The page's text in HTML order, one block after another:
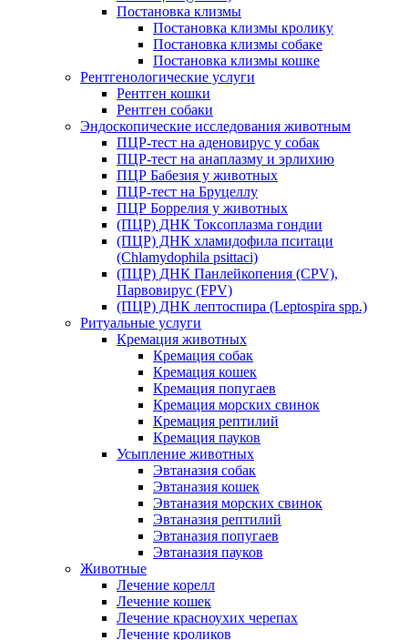
Постановка клизмы
Постановка клизмы кролику
Постановка клизмы собаке
Постановка клизмы кошке
Рентгенологические услуги
Рентген кошки
Рентген собаки
Эндоскопические исследования животным
ПЦР-тест на аденовирус у собак
ПЦР-тест на анаплазму и эрлихию
ПЦР Бабезия у животных
ПЦР-тест на Бруцеллу
ПЦР Боррелия у животных
(ПЦР) ДНК Токсоплазма гондии
(ПЦР) ДНК хламидофила пситаци
(Chlamydophila psittaci)
(ПЦР) ДНК Панлейкопения (CPV),
Парвовирус (FPV)
(ПЦР) ДНК лептоспира (Leptospira spp.)
Ритуальные услуги
Кремация животных
Кремация собак
Кремация кошек
Кремация попугаев
Кремация морских свинок
Кремация рептилий
Кремация пауков
Усыпление животных
Эвтаназия собак
Эвтаназия кошек
Эвтаназия морских свинок
Эвтаназия рептилий
Эвтаназия попугаев
Эвтаназия пауков
Животные
Лечение корелл
Лечение кошек
Лечение красноухих черепах
Лечение кроликов